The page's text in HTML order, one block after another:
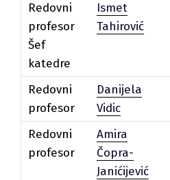
Redovni
profesor
Šef
katedre
Ismet
Tahirović
Redovni
profesor
Danijela
Vidic
Redovni
profesor
Amira
Čopra-
Janićijević